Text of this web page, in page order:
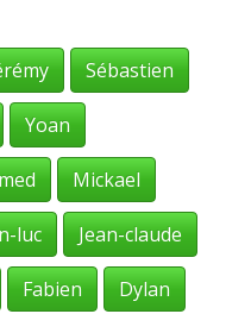
Sébastien
Yoan
Mickael
luc Jean-claude
Fabien Dylan